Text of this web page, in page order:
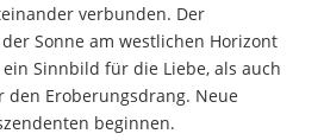
verbunden. Der
Sonne am westlichen Horizont
Sinnbild für die Liebe, als auch
Eroberungsdrang. Neue
beginnen.